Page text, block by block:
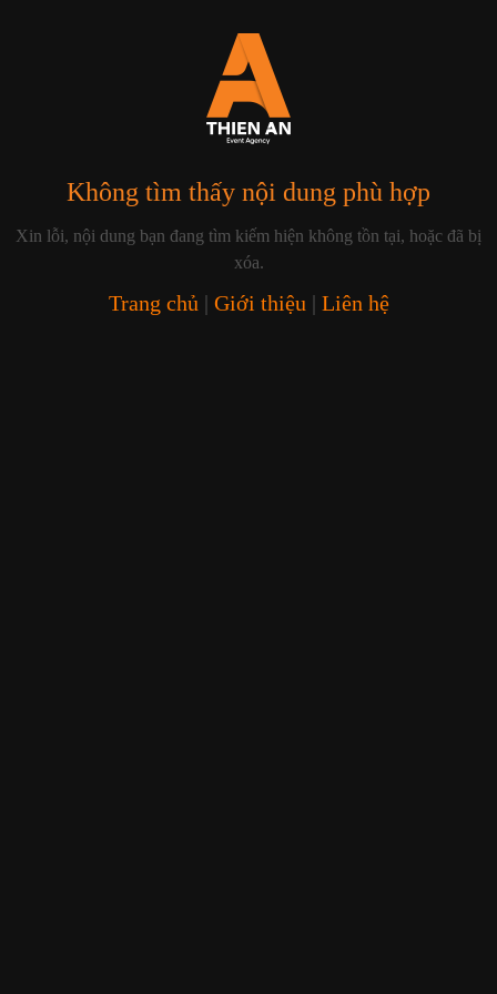
Không tìm thấy nội dung phù hợp
Xin lỗi, nội dung bạn đang tìm kiếm hiện không tồn tại, hoặc đã bị
xóa.
Trang chủ | Giới thiệu | Liên hệ